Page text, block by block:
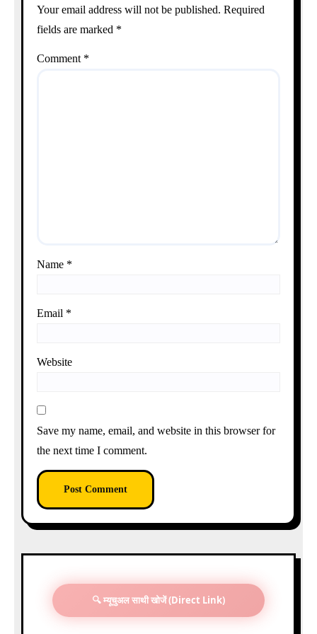
Your email address will not be published. Required
fields are marked *
Comment *
Name *
Email *
Website
Save my name, email, and website in this browser for
the next time I comment.
🔍 म्यूचुअल साथी खोजें (Direct Link)